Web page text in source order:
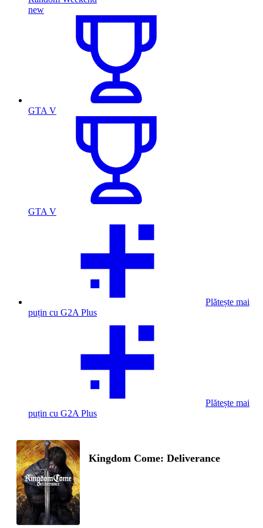
new
GTA V
GTA V
Plătește mai
puțin cu G2A Plus
Plătește mai
puțin cu G2A Plus
Kingdom Come: Deliverance